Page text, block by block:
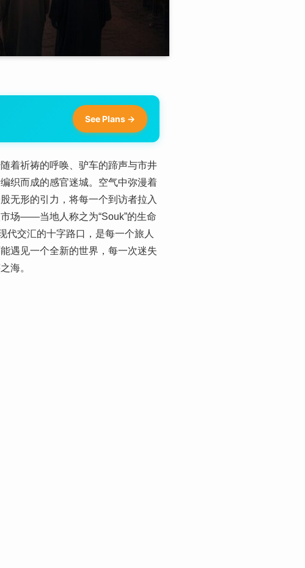
See Plans →
着祈祷的呼唤、驴车的蹄声与市井
织而成的感官迷城。空气中弥漫着
无形的引力，将每一个到访者拉入
场——当地人称之为“Souk”的生命
代交汇的十字路口，是每一个旅人
遇见一个全新的世界，每一次迷失
海。